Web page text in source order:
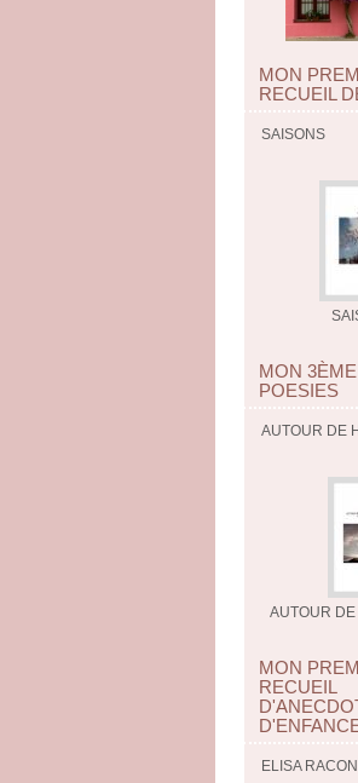
MON
RECUEIL
SAISONS
MON
POESIES
AUTOUR DE
AUTOUR
MON
RECUEIL
ELISA